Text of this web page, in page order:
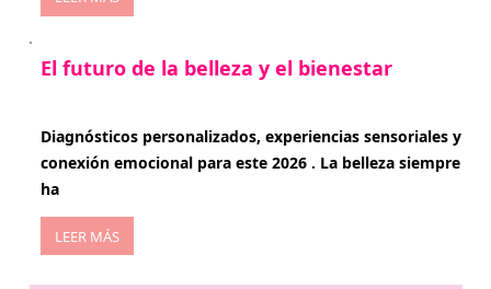
El futuro de la belleza y el bienestar
Diagnósticos personalizados, experiencias sensoriales y
conexión emocional para este 2026 . La belleza siempre
ha
LEER MÁS